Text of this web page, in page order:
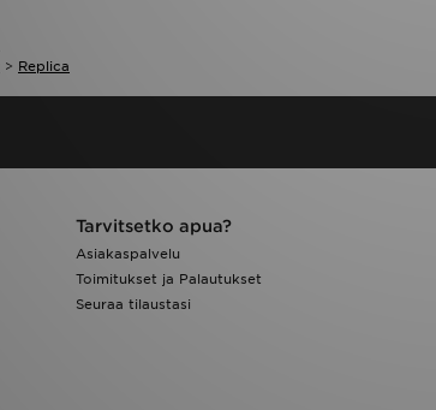
> Replica
Tarvitsetko apua?
Asiakaspalvelu
Toimitukset ja Palautukset
Seuraa tilaustasi